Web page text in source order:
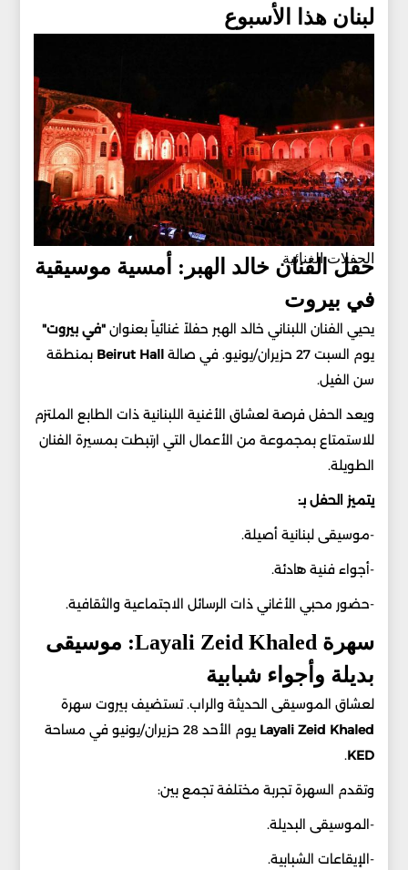
لبنان هذا الأسبوع
الحفلات الغنائية
حفل الفنان خالد الهبر: أمسية موسيقية
في بيروت
يحيي الفنان اللبناني خالد الهبر حفلاً غنائياً بعنوان"في بيروت"
يوم السبت 27 حزيران/يونيو. في صالة
Beirut Hall بمنطقة
سن الفيل.
ويعد الحفل فرصة لعشاق الأغنية اللبنانية ذات الطابع الملتزم
للاستمتاع بمجموعة من الأعمال التي ارتبطت بمسيرة الفنان
الطويلة.
يتميز الحفل بـ:
-موسيقى لبنانية أصيلة.
-أجواء فنية هادئة.
-حضور محبي الأغاني ذات الرسائل الاجتماعية والثقافية.
سهرة Layali Zeid Khaled: موسيقى
بديلة وأجواء شبابية
لعشاق الموسيقى الحديثة والراب. تستضيف بيروت سهرة
Layali Zeid Khaled يوم الأحد 28 حزيران/يونيو في مساحة
KED
.
وتقدم السهرة تجربة مختلفة تجمع بين:
-الموسيقى البديلة.
-الإيقاعات الشبابية.